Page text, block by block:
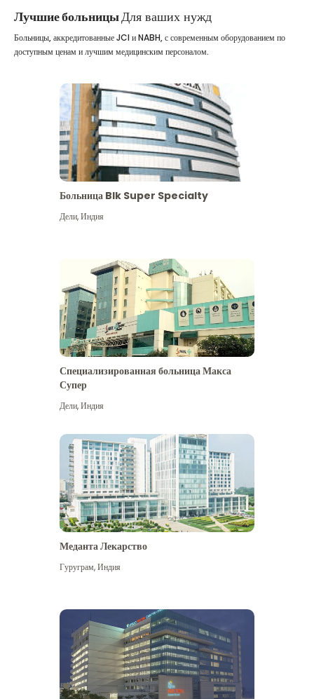
Лучшие больницыДля ваших нужд
Больницы, аккредитованные JCI и NABH, с современным оборудованием по
доступным ценам и лучшим медицинским персоналом.
Больница Blk Super Specialty
Дели,Индия
Специализированная больница Макса
Супер
Дели,Индия
Меданта Лекарство
Гуруграм,Индия